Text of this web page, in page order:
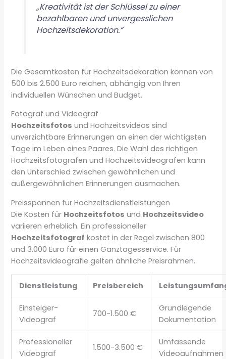
„Kreativität ist der Schlüssel zu einer
bezahlbaren und unvergesslichen
Hochzeitsdekoration.“
Die Gesamtkosten für Hochzeitsdekoration können von
500 bis 2.500 Euro reichen, abhängig von Ihren
individuellen Wünschen und Budget.
Fotograf und Videograf
Hochzeitsfotos und Hochzeitsvideos sind
unverzichtbare Erinnerungen an einen der wichtigsten
Tage im Leben eines Paares. Die Wahl des richtigen
Hochzeitsfotografen und Hochzeitsvideografen kann
den Unterschied zwischen gewöhnlichen und
außergewöhnlichen Erinnerungen ausmachen.
Preisspannen für Hochzeitsdienstleistungen
Die Kosten für Hochzeitsfotos und Hochzeitsvideo
variieren erheblich. Ein professioneller
Hochzeitsfotograf kostet in der Regel zwischen 800
und 3.000 Euro für einen Ganztagesservice. Für
Hochzeitsvideografie gelten ähnliche Preisrahmen.
Dienstleistung Preisbereich
Einsteiger-
Videograf
700-1.500 €
Grundlegende
Dokumentation
Professioneller
Videograf
1.500-3.500 €
Umfassende
Videoaufnahmen